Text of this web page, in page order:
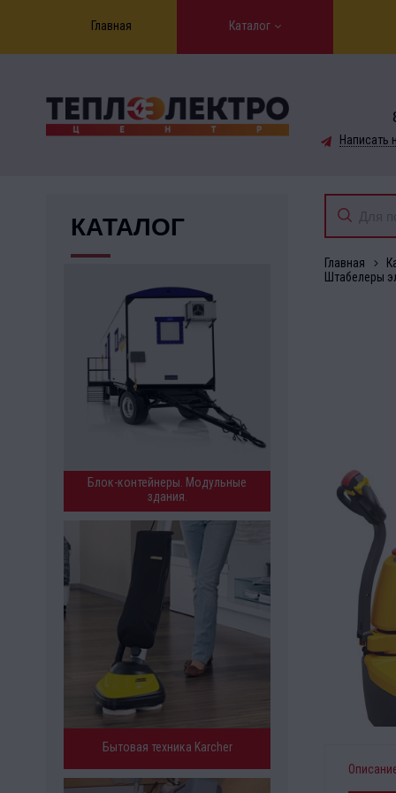
Главная Каталог
Написать
КАТАЛОГ
Блок-контейнеры. Модульные
здания.
Бытовая техника Karcher
Главная
Штабелеры